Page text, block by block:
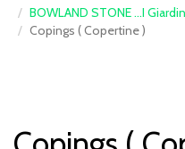
BOWLAND STONE ...I
Copings ( Copertine )